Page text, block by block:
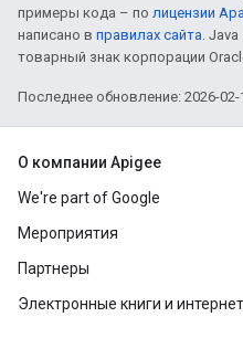
примеры кода – по лицензии
написано в правилах сайта.
товарный знак корпорации
Последнее обновление: 2026-02-
О компании Apigee
We're part of Google
Мероприятия
Партнеры
Электронные книги и